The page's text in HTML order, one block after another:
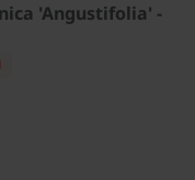
'Angustifolia' -